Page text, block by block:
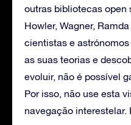
outras bibliotecas open
Howler, Wagner,
cientistas e
as suas teorias e
evoluir, não é possível
Por isso, não use esta
navegação interestelar.